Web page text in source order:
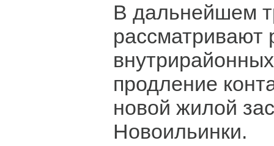
В дальнейшем
рассматривают
продление
новой жилой
Новоильинки.